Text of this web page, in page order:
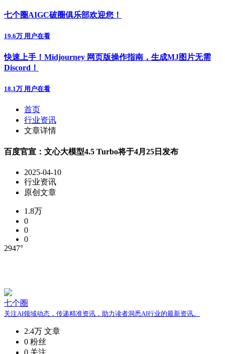
七个圈AIGC破圈俱乐部欢迎您！
19.6万 用户在看
快速上手！Midjourney 网页版操作指南，生成MJ图片无需
Discord！
18.1万 用户在看
首页
行业资讯
文章详情
百度官宣：文心大模型4.5 Turbo将于4月25日发布
2025-04-10
行业资讯
原创文章
1.8万
0
0
0
2947°
七个圈
关注AI领域动态，传递精准资讯，助力读者洞悉AI行业的最新资讯。
2.4万 文章
0 粉丝